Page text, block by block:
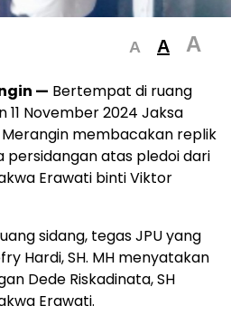
A A A
— Bertempat di ruang
11 November 2024 Jaksa
membacakan replik
persidangan atas pledoi dari
Erawati binti Viktor
sidang, tegas JPU yang
Hardi, SH. MH menyatakan
Dede Riskadinata, SH
Erawati.